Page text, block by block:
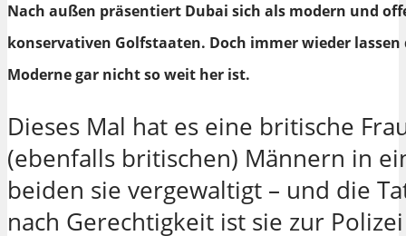
Nach außen präsentiert Dubai sich als modern und
konservativen Golfstaaten. Doch immer wieder
Moderne gar nicht so weit her ist.
Dieses Mal hat es eine britische
(ebenfalls britischen) Männern in
beiden sie vergewaltigt – und die
nach Gerechtigkeit ist sie zur